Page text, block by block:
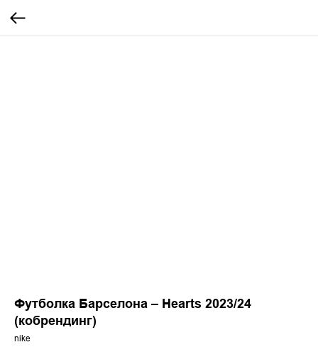
Футболка Барселона – Hearts 2023/24
(кобрендинг)
nike